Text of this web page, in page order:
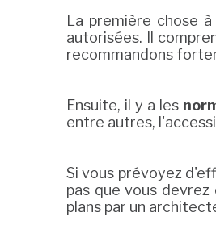
La première chose
autorisées. Il
recommandons
Ensuite, il y a les
entre autres,
Si vous prévoyez
pas que vous devrez
plans par un